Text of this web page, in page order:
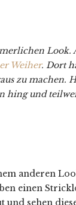
Look.
Weiher. Dort
zu machen.
hing und
anderen
einen
und sehen